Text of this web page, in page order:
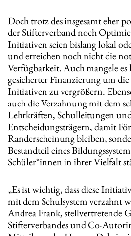
Doch trotz des insgesamt eher
der Stifterverband noch
Initiativen seien bislang lokal
und erreichen noch nicht die
Verfügbarkeit. Auch mangele
gesicherter Finanzierung um
Initiativen zu vergrößern.
auch die Verzahnung mit dem
Lehrkräften, Schulleitungen
Entscheidungsträgern, damit
Randerscheinung bleiben,
Bestandteil eines
Schüler*innen in ihrer Vielfalt
„Es ist wichtig, dass diese
mit dem Schulsystem verzahnt
Andrea Frank, stellvertretende
Stifterverbandes und Co-